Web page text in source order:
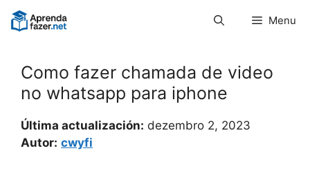
Pular
para
Menu
Como fazer chamada de video
no whatsapp para iphone
Última actualización: dezembro 2, 2023
Autor: cwyfi